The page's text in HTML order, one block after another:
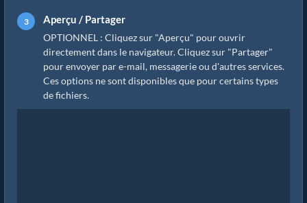
Aperçu / Partager
OPTIONNEL : Cliquez sur "Aperçu" pour ouvrir
directement dans le navigateur. Cliquez sur "Partager"
pour envoyer par e-mail, messagerie ou d'autres services.
Ces options ne sont disponibles que pour certains types
de fichiers.